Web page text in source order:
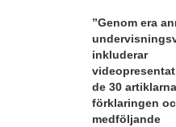
”Genom era
inkluderar
de 30
förklaringen
medföljande